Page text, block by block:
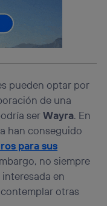
pueden optar por
de una
serWayra. En
han conseguido
para sus
no siempre
en
otras
que utilizas
de internet, por
su dispositivo y
ancha(p. ej., Wi-Fi),
función de las
del hogar
será más
en la
Utiq seleccionando
esta página web o
Utiq